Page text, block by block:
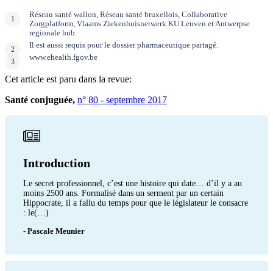
Réseau santé wallon, Réseau santé bruxellois, Collaborative
Zorgplatform, Vlaams Ziekenhuisnetwerk KU Leuven et Antwerpse
regionale hub.
Il est aussi requis pour le dossier pharmaceutique partagé.
www.ehealth.fgov.be
Cet article est paru dans la revue:
Santé conjuguée, n° 80 - septembre 2017
Introduction
Le secret professionnel, c’est une histoire qui date… d’il y a au
moins 2500 ans. Formalisé dans un serment par un certain
Hippocrate, il a fallu du temps pour que le législateur le consacre
: le(…)
- Pascale Meunier